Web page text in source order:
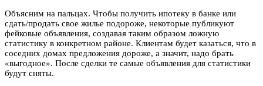
Объясним на пальцах. Чтобы получить ипотеку в банке или
сдать/продать свое жилье подороже, некоторые публикуют
фейковые объявления, создавая таким образом ложную
статистику в конкретном районе. Клиентам будет казаться, что в
соседних домах предложения дороже, а значит, надо брать
«выгодное». После сделки те самые объявления для статистики
будут сняты.